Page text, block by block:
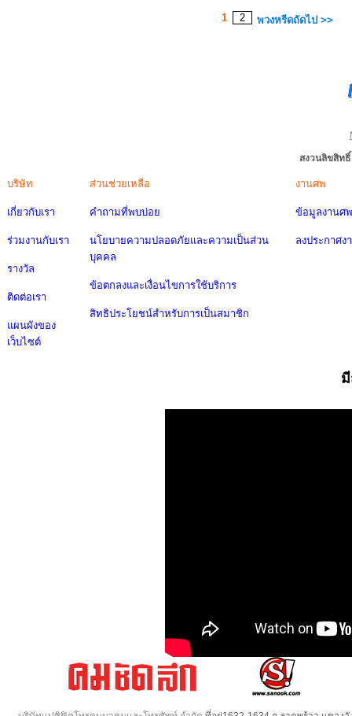
1 2 พวงหรีดถัดไป >>
สงวนลิขสิท
บริษัท
เกี่ยวกับเรา
ร่วมงานกับเรา
รางวัล
ติดต่อเรา
แผนผังของ
เว็บไซต์
ส่วนช่วยเหลือ
คำถามที่พบบ่อย
นโยบายความปลอดภัยและความเป็นส่วน
บุคคล
ข้อตกลงและเงื่อนไขการใช้บริการ
สิทธิประโยชน์สำหรับการเป็นสมาชิก
งานศพ
ข้อมูลงานศพ
ลงประกาศง